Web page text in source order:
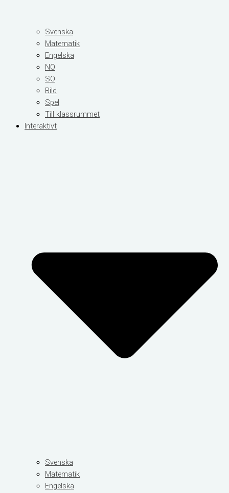
Svenska
Matematik
Engelska
NO
SO
Bild
Spel
Till klassrummet
Interaktivt
Svenska
Matematik
Engelska